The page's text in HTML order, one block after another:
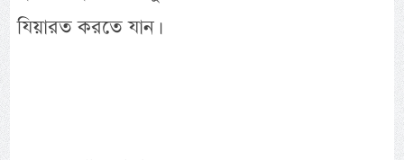
যিয়ারত করতে যান।